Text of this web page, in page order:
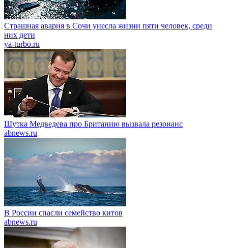
Страшная авария в Сочи унесла жизни пяти человек, среди
них дети
ya-turbo.ru
Шутка Медведева про Британию вызвала резонанс
abnews.ru
В России спасли семейство китов
abnews.ru